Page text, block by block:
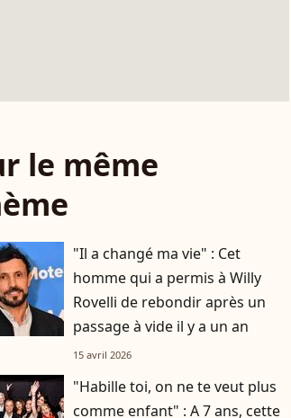
le même
"Il a changé ma vie" : Cet
homme qui a permis à Willy
Rovelli de rebondir après un
passage à vide il y a un an
15 avril 2026
"Habille toi, on ne te veut plus
comme enfant" : A 7 ans, cette